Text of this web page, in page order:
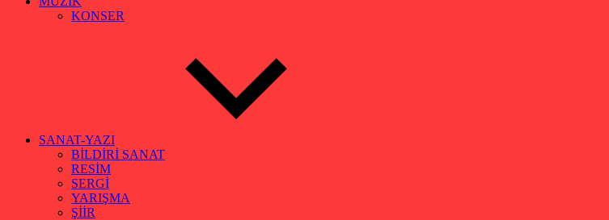
KONSER
SANAT-YAZI
BİLDİRİ SANAT
RESİM
SERGİ
YARIŞMA
ŞİİR